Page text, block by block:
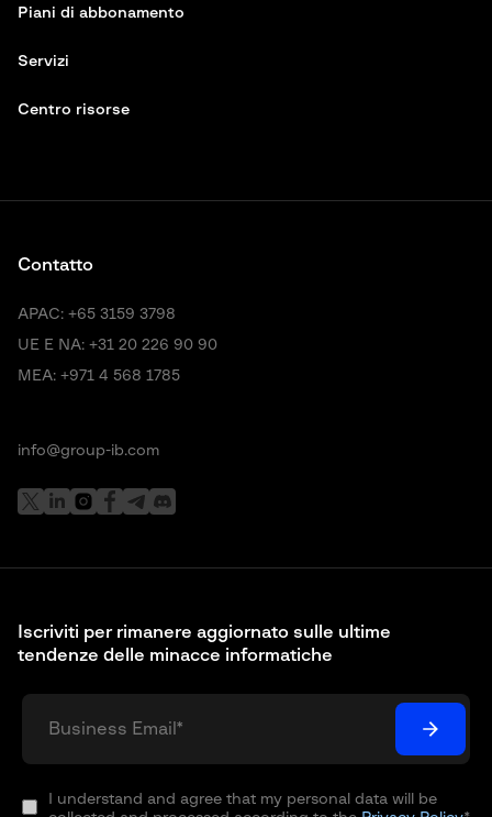
Piani di abbonamento
Servizi
Centro risorse
Iscriviti per rimanere aggiornato sulle ultime
tendenze delle minacce informatiche
I understand and agree that my personal data will be
Contatto
APAC: +65 3159 3798
UE E NA: +31 20 226 90 90
MEA: +971 4 568 1785
info@group-ib.com